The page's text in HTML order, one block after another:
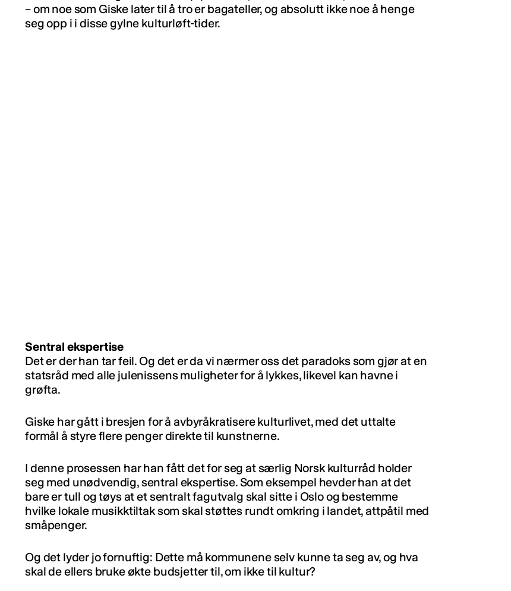
– om noe som Giske later til å tro er bagateller, og absolutt ikke noe å henge
seg opp i i disse gylne kulturløft-tider.
Sentral ekspertise
Det er der han tar feil. Og det er da vi nærmer oss det paradoks som gjør at en
statsråd med alle julenissens muligheter for å lykkes, likevel kan havne i
grøfta.
Giske har gått i bresjen for å avbyråkratisere kulturlivet, med det uttalte
formål å styre flere penger direkte til kunstnerne.
I denne prosessen har han fått det for seg at særlig Norsk kulturråd holder
seg med unødvendig, sentral ekspertise. Som eksempel hevder han at det
bare er tull og tøys at et sentralt fagutvalg skal sitte i Oslo og bestemme
hvilke lokale musikktiltak som skal støttes rundt omkring i landet, attpåtil med
småpenger.
Og det lyder jo fornuftig: Dette må kommunene selv kunne ta seg av, og hva
skal de ellers bruke økte budsjetter til, om ikke til kultur?